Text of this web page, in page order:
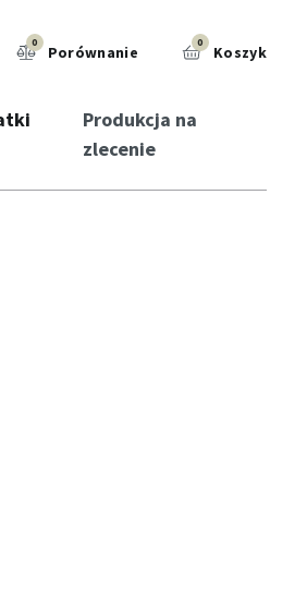
0 Porównanie 0 Koszyk
Produkcja na
zlecenie